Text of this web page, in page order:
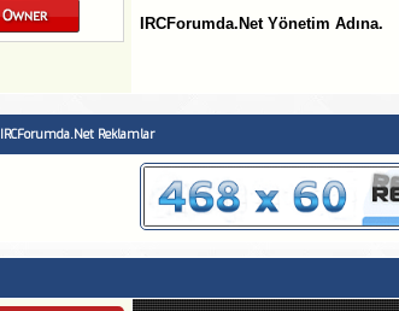
IRCForumda.Net Yönetim Adına.
IRCForumda.Net Reklamlar